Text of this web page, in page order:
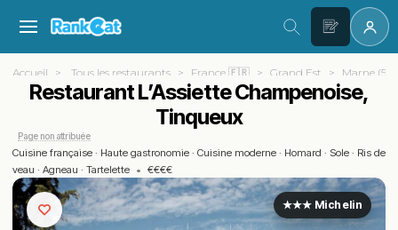
Accueil Tous les restaurants France 🇫🇷 Grand Est Marne (51)
Restaurant L’Assiette Champenoise,
Tinqueux
Page non attribuée
Cuisine française · Haute gastronomie · Cuisine moderne · Homard · Sole · Ris de
veau · Agneau · Tartelette • €€€€
★★★ Michelin